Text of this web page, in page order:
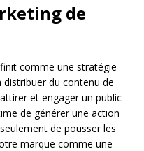
de
comme une stratégie
du contenu de
et engager un public
de générer une action
de pousser les
marque comme une